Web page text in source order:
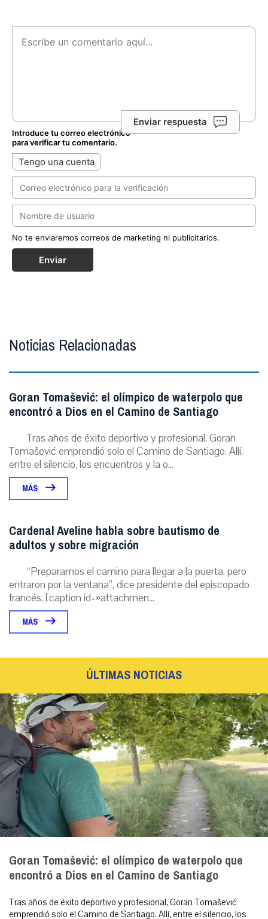
Enviar respuesta
Introduce tu correo electrónico
para verificar tu comentario.
Tengo una cuenta
No te enviaremos correos de marketing ni publicitarios.
Enviar
Noticias Relacionadas
Goran Tomašević: el olímpico de waterpolo que
encontró a Dios en el Camino de Santiago
Tras años de éxito deportivo y profesional, Goran
Tomašević emprendió solo el Camino de Santiago. Allí,
entre el silencio, los encuentros y la o...
MÁS
Cardenal Aveline habla sobre bautismo de
adultos y sobre migración
“Preparamos el camino para llegar a la puerta, pero
entraron por la ventana”, dice presidente del episcopado
francés. [caption id=»attachmen...
MÁS
ÚLTIMAS NOTICIAS
Goran Tomašević: el olímpico de waterpolo que
encontró a Dios en el Camino de Santiago
Tras años de éxito deportivo y profesional, Goran Tomašević
emprendió solo el Camino de Santiago. Allí, entre el silencio, los